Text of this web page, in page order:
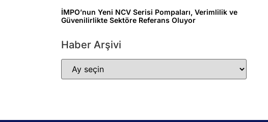
İMPO’nun Yeni NCV Serisi Pompaları, Verimlilik ve
Güvenilirlikte Sektöre Referans Oluyor
Haber Arşivi